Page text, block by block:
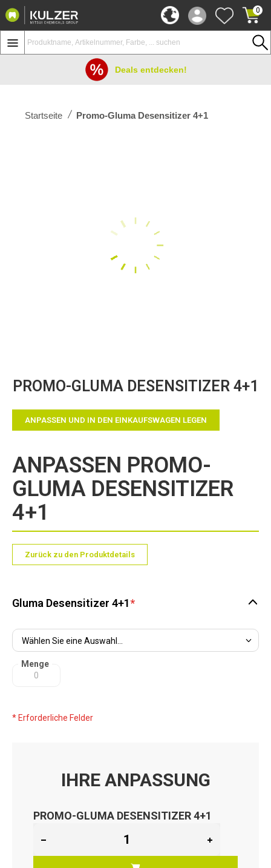
0
Deals entdecken!
Startseite Promo-Gluma Desensitizer 4+1
Anfang
Bildergalerie
springen
PROMO-GLUMA DESENSITIZER 4+1
ANPASSEN UND IN DEN EINKAUFSWAGEN LEGEN
ANPASSEN PROMO-
GLUMA DESENSITIZER
4+1
Zurück zu den Produktdetails
Gluma Desensitizer 4+1*
Menge
* Erforderliche Felder
IHRE ANPASSUNG
PROMO-GLUMA DESENSITIZER 4+1